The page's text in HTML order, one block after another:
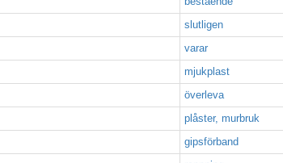
slutligen
varar
mjukplast
överleva
plåster, murbruk
gipsförband